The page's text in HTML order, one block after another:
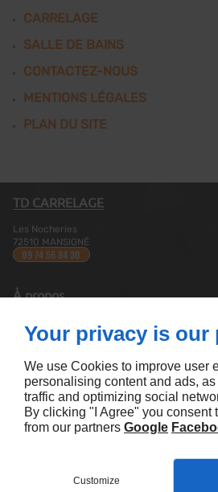
CARRELAGE
SALLE DE BAINS
CONTACTEZ-NOUS
MENTIONS LÉGALES
PLAN DU SITE
TD CARRELAGE
Les Nocheries
72510 MANSIGNÉ
09 74 56 84 30
À propos
Contactez-nous
Mentions légales
Plan du site
Suivez nous :
Your privacy is our
We use Cookies to improve user
personalising content and ads,
traffic and optimizing social
By clicking "I Agree" you consent
from our partners Google
Customize